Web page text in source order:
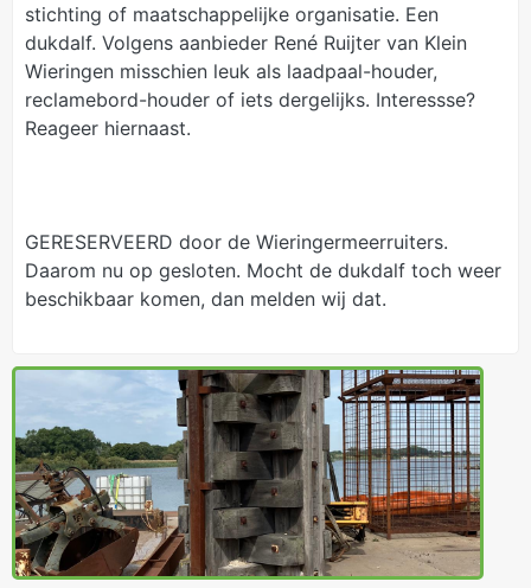
stichting of maatschappelijke organisatie. Een
dukdalf. Volgens aanbieder René Ruijter van Klein
Wieringen misschien leuk als laadpaal-houder,
reclamebord-houder of iets dergelijks. Interessse?
Reageer hiernaast.
GERESERVEERD door de Wieringermeerruiters.
Daarom nu op gesloten. Mocht de dukdalf toch weer
beschikbaar komen, dan melden wij dat.